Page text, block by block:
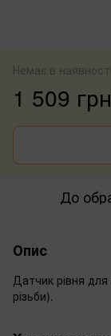
Немає в наявності
1 509 грн
До
Опис
Датчик рівня
різьби).